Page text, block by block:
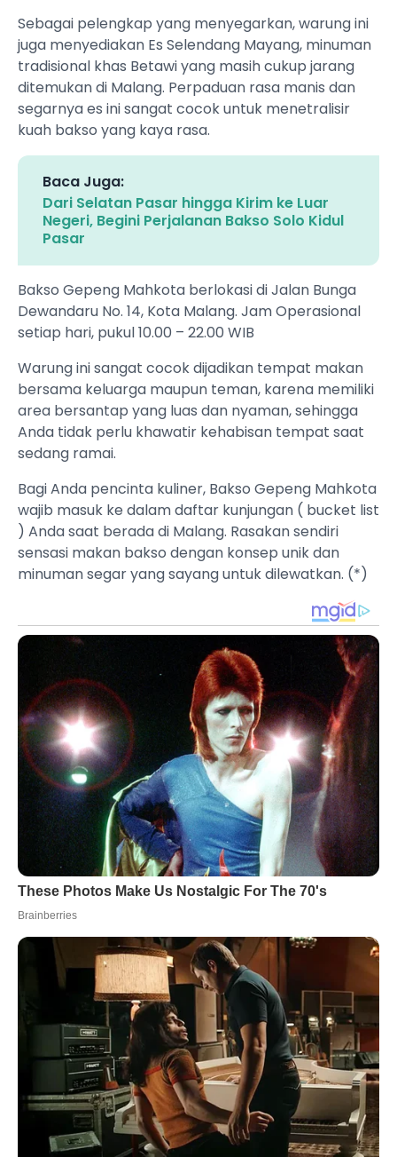
Sebagai pelengkap yang menyegarkan, warung ini
juga menyediakan Es Selendang Mayang, minuman
tradisional khas Betawi yang masih cukup jarang
ditemukan di Malang. Perpaduan rasa manis dan
segarnya es ini sangat cocok untuk menetralisir
kuah bakso yang kaya rasa.
Baca Juga:
Dari Selatan Pasar hingga Kirim ke Luar
Negeri, Begini Perjalanan Bakso Solo Kidul
Pasar
Bakso Gepeng Mahkota berlokasi di Jalan Bunga
Dewandaru No. 14, Kota Malang. Jam Operasional
setiap hari, pukul 10.00 – 22.00 WIB
Warung ini sangat cocok dijadikan tempat makan
bersama keluarga maupun teman, karena memiliki
area bersantap yang luas dan nyaman, sehingga
Anda tidak perlu khawatir kehabisan tempat saat
sedang ramai.
Bagi Anda pencinta kuliner, Bakso Gepeng Mahkota
wajib masuk ke dalam daftar kunjungan ( bucket list
) Anda saat berada di Malang. Rasakan sendiri
sensasi makan bakso dengan konsep unik dan
minuman segar yang sayang untuk dilewatkan. (*)